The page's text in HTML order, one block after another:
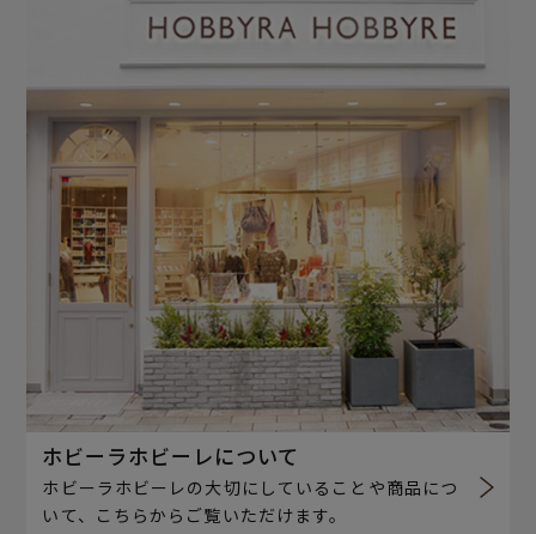
ホビーラホビーレについて
ホビーラホビーレの大切にしていることや商品につ
いて、こちらからご覧いただけます。